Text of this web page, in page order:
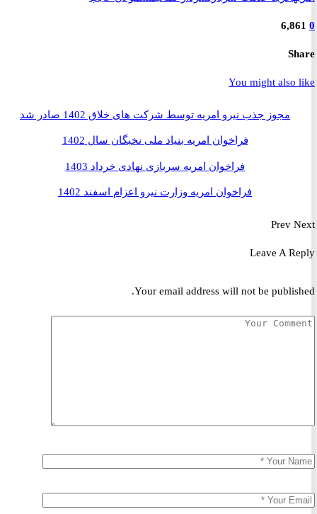
You might
مجوز جذب نیرو امریه توسط شرکت های خلاق 1402 صادر شد
فراخوان امریه بنیاد ملی نخبگان سال 1402
فراخوان امریه سربازی نهادی خرداد 1403
فراخوان امریه وزارت نیرو اعزام اسفند 1402
Prev
Leave A
Your email address will not be